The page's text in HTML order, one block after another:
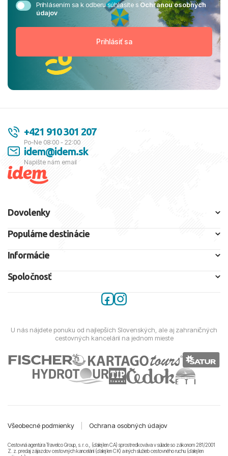
Prihlásením sa k odberu súhlasíte sOchranou osobných
údajov
+421 910 301 207
Po-Ne 08:00 - 22:00
idem@idem.sk
Napíšte nám email
Dovolenky
Populárne destinácie
Informácie
Spoločnosť
U nás nájdete ponuku od najlepších Slovenských, ale aj zahraničných
cestovných kancelárií na jednom mieste
Všeobecné podmienky Ochrana osobných údajov
Cestovná agentúra Travelco Group, s. r. o., (ďalej len CA) sprostredkováva v súlade so zákonom 281/2001
Z. z. predaj zájazdov cestovných kancelárii (ďalej len CK) a iných služieb cestovného ruchu (ďalej len